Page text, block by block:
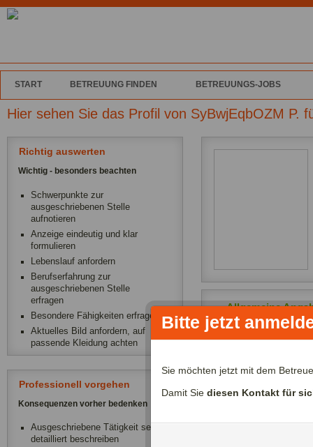
START BETREUUNG FINDEN BETREUUNGS-JOBS
Hier sehen Sie das Profil von SyBwjEqbOZM P.
Richtig auswerten
Wichtig - besonders beachten
Schwerpunkte zur
ausgeschriebenen Stelle
aufnotieren
Anzeige eindeutig und klar
formulieren
Lebenslauf anfordern
Berufserfahrung zur
ausgeschriebenen Stelle
erfragen
Besondere Fähigkeiten erfragen
Aktuelles Bild anfordern, auf
passende Kleidung achten
Professionell vorgehen
Konsequenzen vorher bedenken
Ausgeschriebene Tätigkeit sehr
detailliert beschreiben
Allgemeine
syBwjEqbOZM´s
Bitte jetzt
Sie möchten jetzt mit dem
Damit Sie diesen Kontakt für